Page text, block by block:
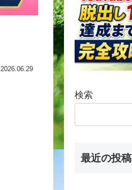
2026.06.29
検索
最近の投稿